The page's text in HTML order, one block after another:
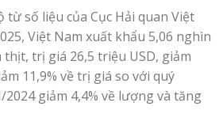
số liệu của Cục Hải quan Việt
Việt Nam xuất khẩu 5,06 nghìn
trị giá 26,5 triệu USD, giảm
11,9% về trị giá so với quý
2024 giảm 4,4% về lượng và tăng